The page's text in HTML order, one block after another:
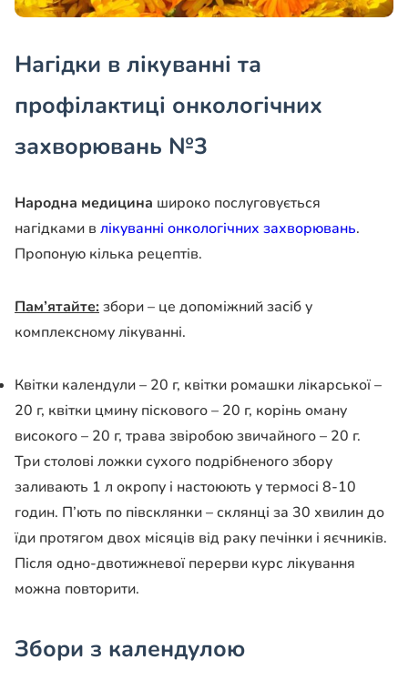
Нагідки в лікуванні та
профілактиці онкологічних
захворювань №3
Народна медицина широко послуговується
нагідками в лікуванні онкологічних захворювань.
Пропоную кілька рецептів.
Пам’ятайте:збори – це допоміжний засіб у
комплексному лікуванні.
Квітки календули – 20 г, квітки ромашки лікарської –
20 г, квітки цмину піскового – 20 г, корінь оману
високого – 20 г, трава звіробою звичайного – 20 г.
Три столові ложки сухого подрібненого збору
заливають 1 л окропу і настоюють у термосі 8-10
годин. П’ють по півсклянки – склянці за 30 хвилин до
їди протягом двох місяців від раку печінки і яєчників.
Після одно-двотижневоїперерви курс лікування
можна повторити.
Збори з календулою